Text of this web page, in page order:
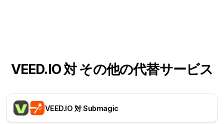
VEED.IO 対 その他の代替サービス
VEED.IO 対 Submagic